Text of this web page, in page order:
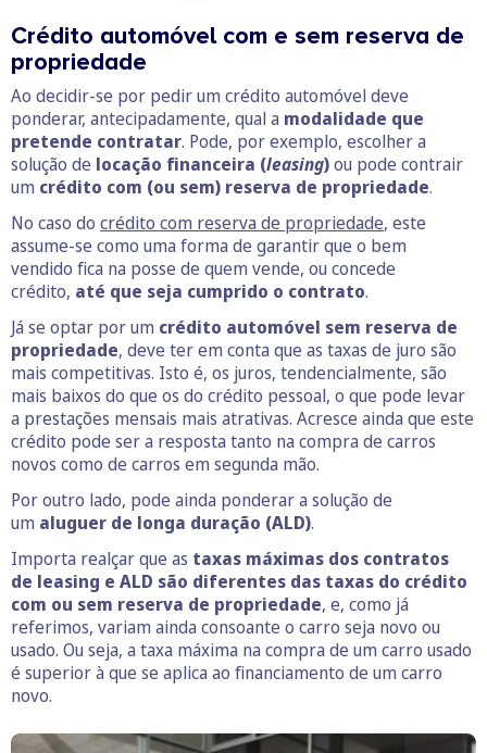
Crédito automóvel com e sem reserva de
propriedade
Ao decidir-se por pedir um crédito automóvel deve
ponderar, antecipadamente, qual a modalidade que
pretende contratar. Pode, por exemplo, escolher a
solução de locação financeira (leasing)ou pode contrair
um crédito com (ou sem) reserva de propriedade.
No caso do crédito com reserva de propriedade, este
assume-se como uma forma de garantir que o bem
vendido fica na posse de quem vende, ou concede
crédito, até que seja cumprido o contrato.
Já se optar por um crédito automóvel sem reserva de
propriedade, deve ter em conta que as taxas de juro são
mais competitivas. Isto é, os juros, tendencialmente, são
mais baixos do que os do crédito pessoal, o que pode levar
a prestações mensais mais atrativas. Acresce ainda que este
crédito pode ser a resposta tanto na compra de carros
novos como de carros em segunda mão.
Por outro lado, pode ainda ponderar a solução de
um aluguer de longa duração (ALD).
Importa realçar que as taxas máximas dos contratos
de leasing e ALD são diferentes das taxas do crédito
com ou sem reserva de propriedade, e, como já
referimos, variam ainda consoante o carro seja novo ou
usado. Ou seja, a taxa máxima na compra de um carro usado
é superior à que se aplica ao financiamento de um carro
novo.